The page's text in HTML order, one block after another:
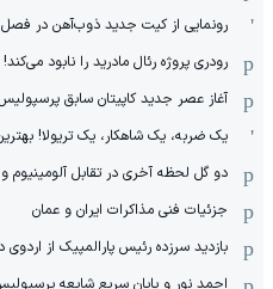
رونمایی از کیت جدید ذوب‌آهن در
رودری پروژه رئال مادرید را نابود می‌کند!
آغاز عصر جدید کاپیتان سابق
یک ضربه، یک شاهکار، یک تریولا!
دو گل لحظه آخری در تقابل
جزئیات فنی مذاکرات ایران و عمان
بازدید سرزده رئیس پارالمپیک از اردوی
احمد نور و پایان سریع شایعه